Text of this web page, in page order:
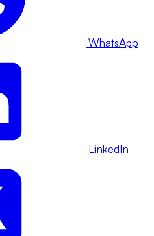
WhatsApp
LinkedIn